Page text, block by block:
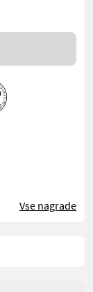
Vse nagrade